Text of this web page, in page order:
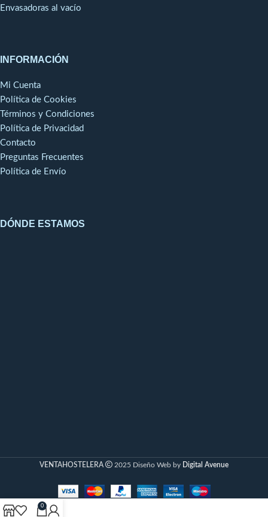
Envasadoras al vacío
INFORMACIÓN
Mi Cuenta
Política de Cookies
Términos y Condiciones
Política de Privacidad
Contacto
Preguntas Frecuentes
Política de Envío
DÓNDE ESTAMOS
VENTAHOSTELERA 2025 Diseño Web by Digital Avenue
0